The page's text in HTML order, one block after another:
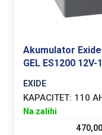
Akumulator
GEL ES1200 12V-
EXIDE
KAPACITET: 110
Na zalihi